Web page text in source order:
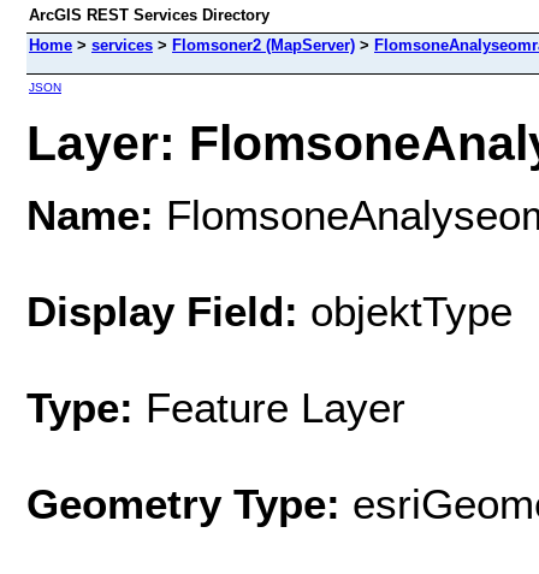
ArcGIS REST Services Directory
Home > services > Flomsoner2 (MapServer) >
JSON
Layer:
Name:
Display Field: objektType
Type: Feature Layer
Geometry Type: